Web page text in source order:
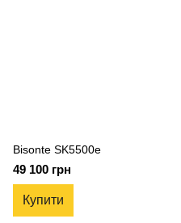
Bisonte SK5500e
49 100 грн
Купити